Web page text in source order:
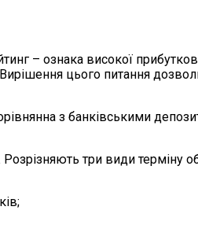
– ознака високої
цього питання
з банківськими
три види терміну